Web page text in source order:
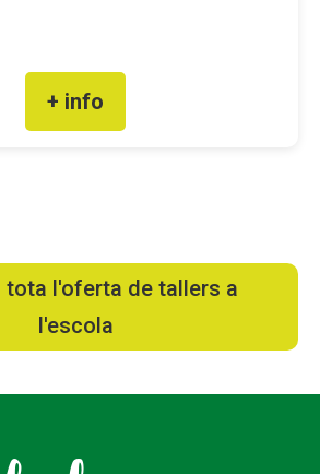
+ info
tota l'oferta de tallers a
l'escola